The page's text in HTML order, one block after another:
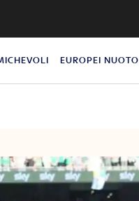
EUROPEI NUOTO